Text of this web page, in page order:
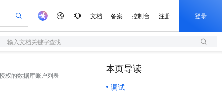
文档 备案 控制台 注册 登录
输入文档关键字查找
权的数据库账户列表
本页导读
调试
大模型服务与应用开发平台 轻量应用服务器
可编辑精美 PPT 文稿 Agency Agents：拥有专属领域专家
AI 活动
AI 生产力先锋
先锋实践拓展 AI 生产力的边界
阿里云 OPC 创新助力计划
专业服务
计划
伙伴计划（繁花）
服务伙伴合作计划
Al MaaS 服务伙伴赋能合作
开发者社区
会
加入我们